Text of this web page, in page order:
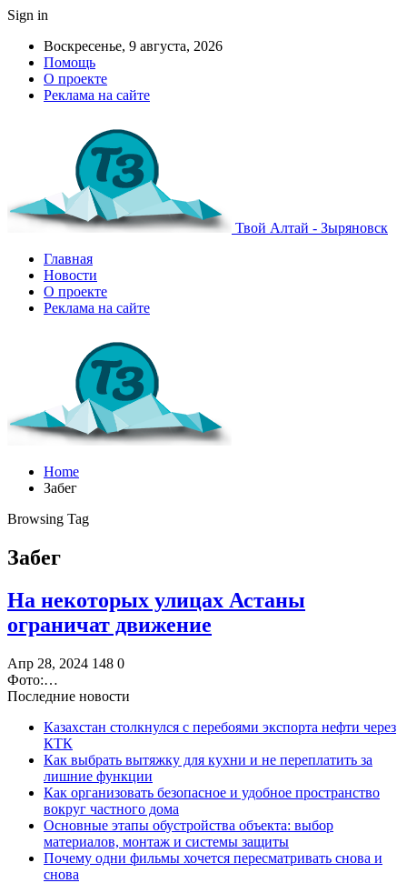
Sign in
Воскресенье, 9 августа, 2026
Помощь
О проекте
Реклама на сайте
Твой Алтай - Зыряновск
Главная
Новости
О проекте
Реклама на сайте
Home
Забег
Browsing Tag
Забег
На некоторых улицах Астаны
ограничат движение
Апр 28, 2024 148 0
Фото:…
Последние новости
Казахстан столкнулся с перебоями экспорта нефти через
КТК
Как выбрать вытяжку для кухни и не переплатить за
лишние функции
Как организовать безопасное и удобное пространство
вокруг частного дома
Основные этапы обустройства объекта: выбор
материалов, монтаж и системы защиты
Почему одни фильмы хочется пересматривать снова и
снова